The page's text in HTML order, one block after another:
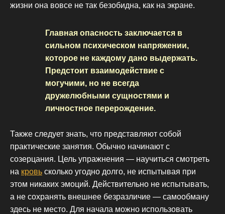
жизни она вовсе не так безобидна, как на экране.
Главная опасность заключается в
сильном психическом напряжении,
которое не каждому дано выдержать.
Предстоит взаимодействие с
могучими, но не всегда
дружелюбными сущностями и
личностное перерождение.
Также следует знать, что представляют собой
практические занятия. Обычно начинают с
созерцания. Цель упражнения — научиться смотреть
на кровь сколько угодно долго, не испытывая при
этом никаких эмоций. Действительно не испытывать,
а не сохранять внешнее безразличие — самообману
здесь не место. Для начала можно использовать